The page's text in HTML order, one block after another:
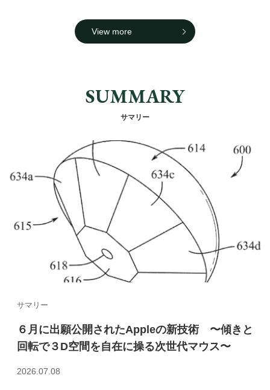
View more
SUMMARY
サマリー
サマリー
６月に出願公開されたAppleの新技術 〜傾きと
回転で３D空間を自在に操る次世代マウス〜
2026.07.08